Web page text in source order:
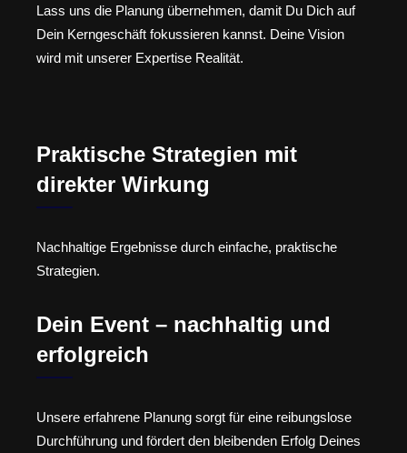
Lass uns die Planung übernehmen, damit Du Dich auf
Dein Kerngeschäft fokussieren kannst. Deine Vision
wird mit unserer Expertise Realität.
Praktische Strategien mit
direkter Wirkung
Nachhaltige Ergebnisse durch einfache, praktische
Strategien.
Dein Event – nachhaltig und
erfolgreich
Unsere erfahrene Planung sorgt für eine reibungslose
Durchführung und fördert den bleibenden Erfolg Deines